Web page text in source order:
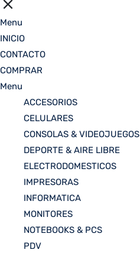
Menu
INICIO
CONTACTO
COMPRAR
Menu
ACCESORIOS
CELULARES
CONSOLAS & VIDEOJUEGOS
DEPORTE & AIRE LIBRE
ELECTRODOMESTICOS
IMPRESORAS
INFORMATICA
MONITORES
NOTEBOOKS & PCS
PDV